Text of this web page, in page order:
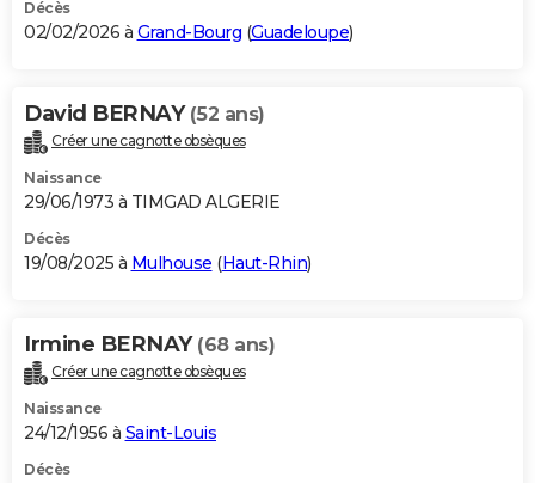
Décès
02/02/2026 à Grand-Bourg (Guadeloupe)
David BERNAY (52 ans)
Créer une cagnotte obsèques
Naissance
29/06/1973 à TIMGAD ALGERIE
Décès
19/08/2025 à Mulhouse (Haut-Rhin)
Irmine BERNAY (68 ans)
Créer une cagnotte obsèques
Naissance
24/12/1956 à Saint-Louis
Décès